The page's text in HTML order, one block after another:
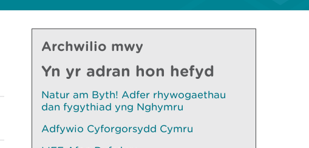
Archwilio mwy
Yn yr adran hon hefyd
Natur am Byth! Adfer rhywogaethau
dan fygythiad yng Nghymru
Adfywio Cyforgorsydd Cymru